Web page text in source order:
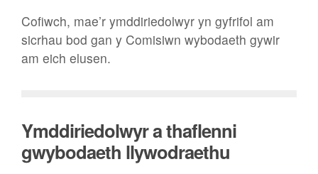
Cofiwch, mae’r ymddiriedolwyr yn gyfrifol am
sicrhau bod gan y Comisiwn wybodaeth gywir
am eich elusen.
Ymddiriedolwyr a thaflenni
gwybodaeth llywodraethu